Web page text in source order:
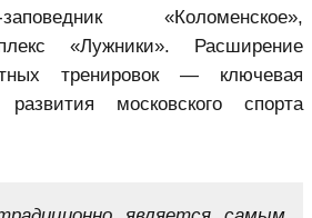
«Коломенское»,
«Лужники». Расширение
тренировок — ключевая
московского спорта